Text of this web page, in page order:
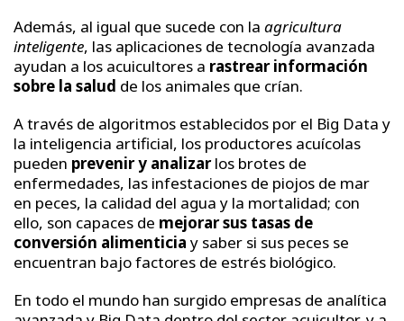
Además, al igual que sucede con la agricultura
inteligente, las aplicaciones de tecnología avanzada
ayudan a los acuicultores a rastrear información
sobre la salud de los animales que crían.
A través de algoritmos establecidos por el Big Data y
la inteligencia artificial, los productores acuícolas
pueden prevenir y analizarlos brotes de
enfermedades, las infestaciones de piojos de mar
en peces, la calidad del agua y la mortalidad; con
ello, son capaces de mejorar sus tasas de
conversión alimenticia y saber si sus peces se
encuentran bajo factores de estrés biológico.
En todo el mundo han surgido empresas de analítica